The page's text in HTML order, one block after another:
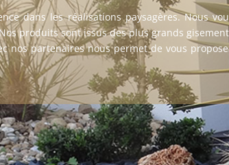
dans les réalisations paysagères. Nous
produits sont issus des plus grands
nos partenaires nous permet de vous